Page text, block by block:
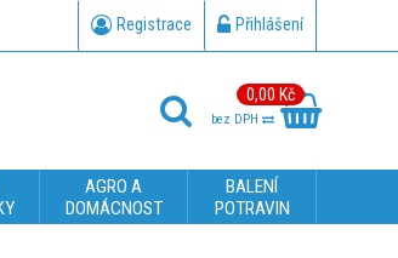
Registrace Přihlášení
0,00 Kč
bez DPH
AGRO A
DOMÁCNOST
BALENÍ
POTRAVIN